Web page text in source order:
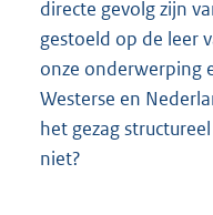
directe gevolg zijn
gestoeld op de leer
onze onderwerping
Westerse en
het gezag
niet?